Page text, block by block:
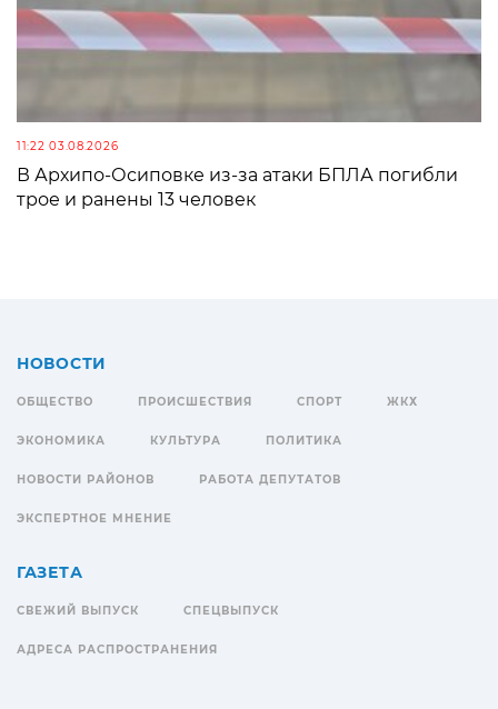
11:22 03.08.2026
В Архипо-Осиповке из-за атаки БПЛА погибли
трое и ранены 13 человек
НОВОСТИ
ОБЩЕСТВО ПРОИСШЕСТВИЯ СПОРТ ЖКХ
ЭКОНОМИКА КУЛЬТУРА ПОЛИТИКА
НОВОСТИ РАЙОНОВ РАБОТА ДЕПУТАТОВ
ЭКСПЕРТНОЕ МНЕНИЕ
ГАЗЕТА
СВЕЖИЙ ВЫПУСК СПЕЦВЫПУСК
АДРЕСА РАСПРОСТРАНЕНИЯ